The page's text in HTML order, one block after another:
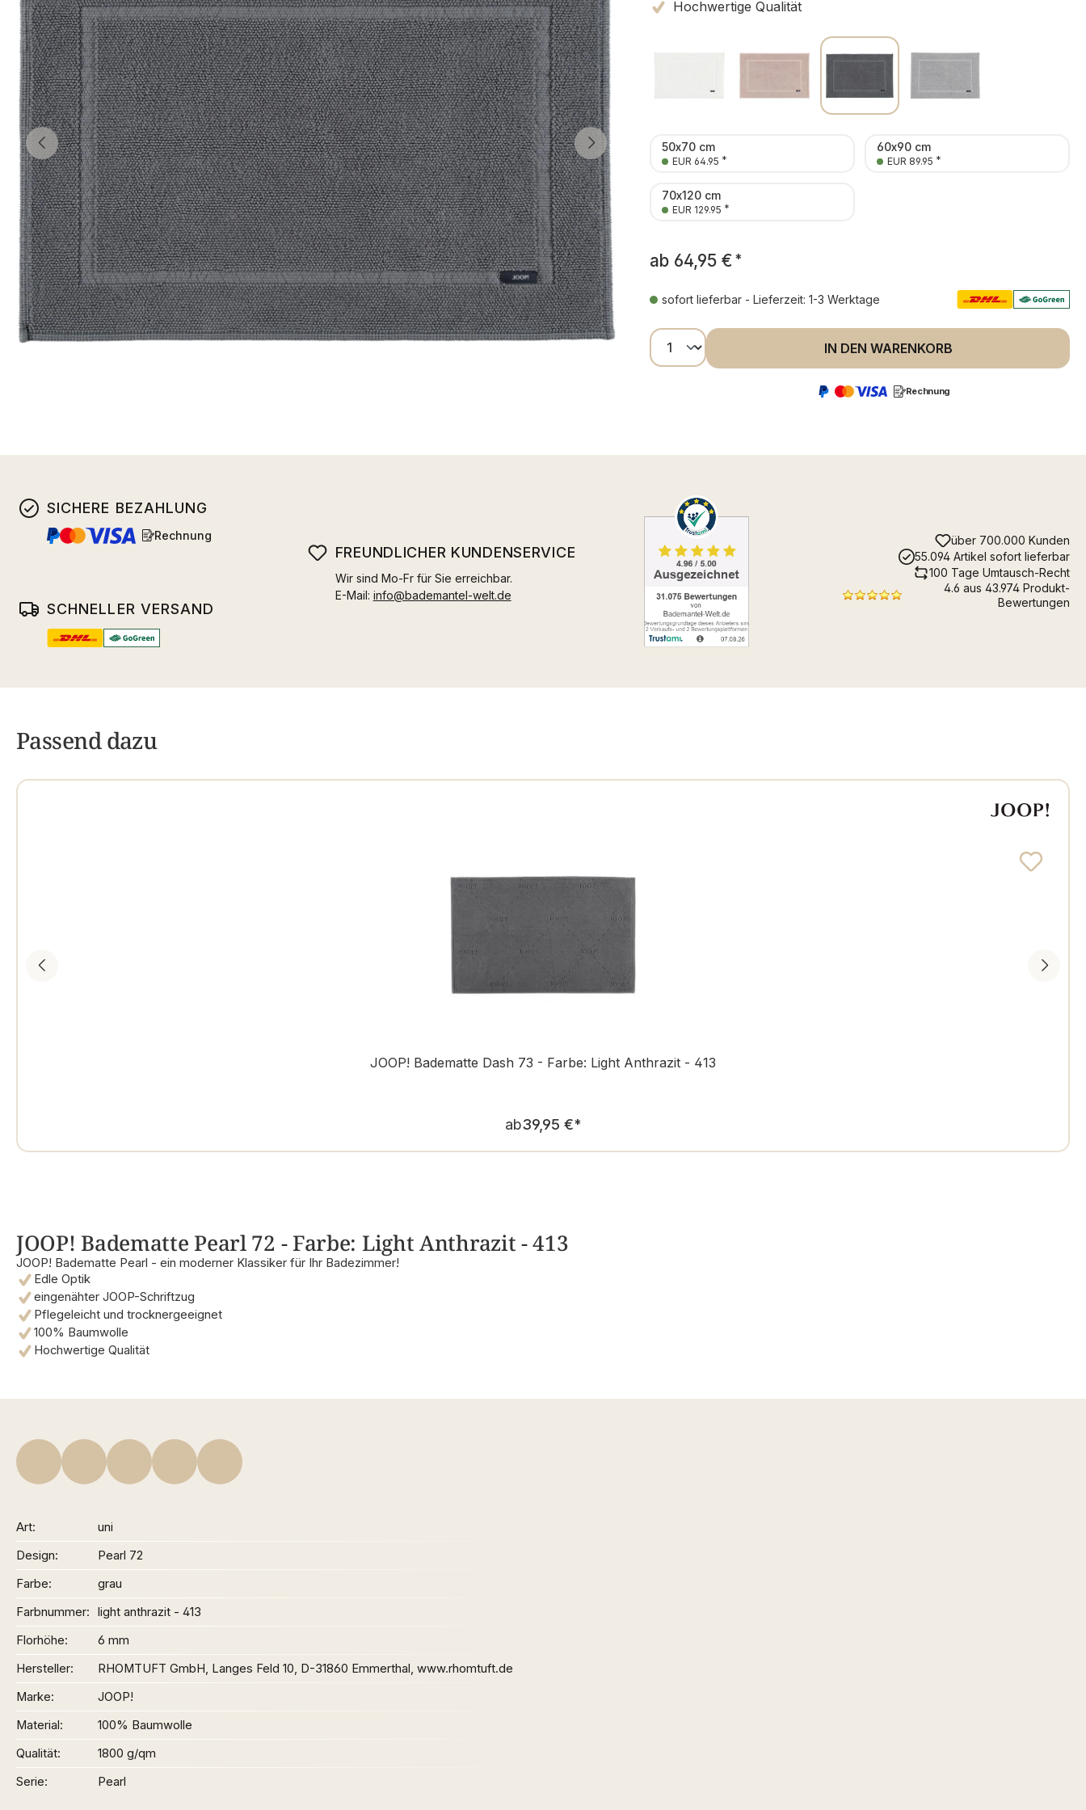
Hochwertige Qualität
50x70 cm
EUR 64.95 *
60x90 cm
EUR 89.95 *
70x120 cm
EUR 129.95 *
ab 64,95 € *
sofort lieferbar - Lieferzeit: 1-3 Werktage
Produkt Anzahl: Gib den gewünschten Wert
IN DEN WARENKORB
Rechnung
SICHERE BEZAHLUNG
Rechnung
SCHNELLER VERSAND
FREUNDLICHER KUNDENSERVICE
Wir sind Mo-Fr für Sie erreichbar.
E-Mail: info@bademantel-welt.de
über 700.000 Kunden
55.094 Artikel sofort lieferbar
100 Tage Umtausch-Recht
4.6 aus 43.974 Produkt-
Bewertungen
Passend dazu
JOOP! Badematte Dash 73 - Farbe: Light Anthrazit - 413
Regulärer Preis:
ab39,95 €*
JOOP! Badematte Pearl 72 - Farbe: Light Anthrazit - 413
JOOP! Badematte Pearl - ein moderner Klassiker für Ihr Badezimmer!
Edle Optik
eingenähter JOOP-Schriftzug
Pflegeleicht und trocknergeeignet
100% Baumwolle
Hochwertige Qualität
Art
uni
Design
Pearl 72
Farbe
grau
Farbnummer
light anthrazit - 413
Florhöhe
6 mm
Hersteller
RHOMTUFT GmbH, Langes Feld 10, D-31860 Emmerthal, www.rhomtuft.de
Marke
JOOP!
Material
100% Baumwolle
Qualität
1800 g/qm
Serie
Pearl